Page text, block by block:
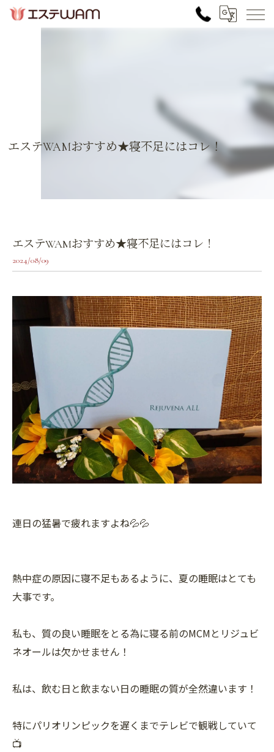
エステWAMおすすめ★寝不足にはコレ！
エステWAMおすすめ★寝不足にはコレ！
2024/08/09
連日の猛暑で疲れますよね💦💦
熱中症の原因に寝不足もあるように、夏の睡眠はとても
大事です。
私も、質の良い睡眠をとる為に寝る前のMCMとリジュビ
ネオールは欠かせません！
私は、飲む日と飲まない日の睡眠の質が全然違います！
特にパリオリンピックを遅くまでテレビで観戦していて
📺